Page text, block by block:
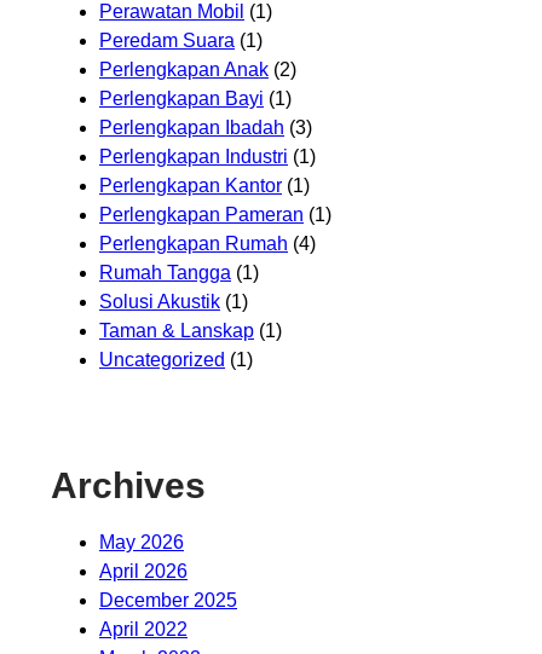
Perawatan Mobil (1)
Peredam Suara (1)
Perlengkapan Anak (2)
Perlengkapan Bayi (1)
Perlengkapan Ibadah (3)
Perlengkapan Industri (1)
Perlengkapan Kantor (1)
Perlengkapan Pameran (1)
Perlengkapan Rumah (4)
Rumah Tangga (1)
Solusi Akustik (1)
Taman & Lanskap (1)
Uncategorized (1)
Archives
May 2026
April 2026
December 2025
April 2022